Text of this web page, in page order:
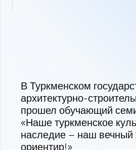
В Туркменском
архитектурно-
прошел обучающий
«Наше туркменское
наследие – наш вечный
ориентир!»